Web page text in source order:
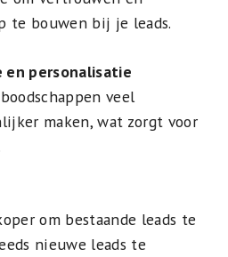
te bouwen bij je leads.
personalisatie
veel
maken, wat zorgt voor
om bestaande leads te
nieuwe leads te